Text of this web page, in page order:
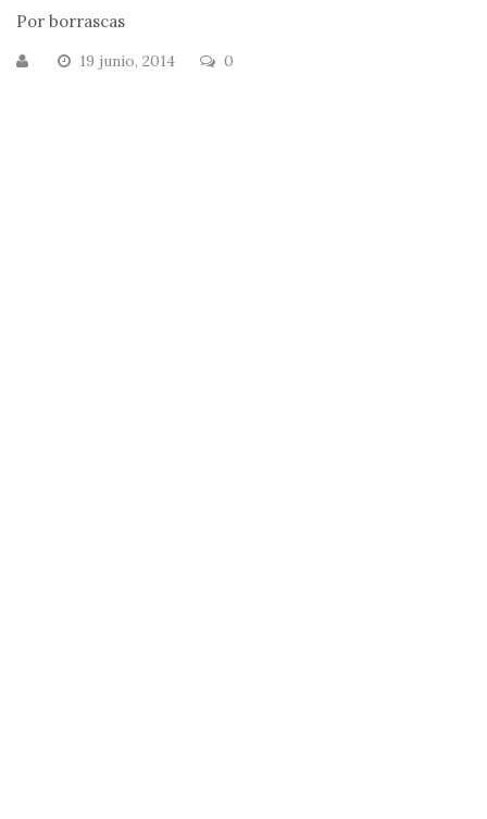
Por borrascas
19 junio, 2014 0